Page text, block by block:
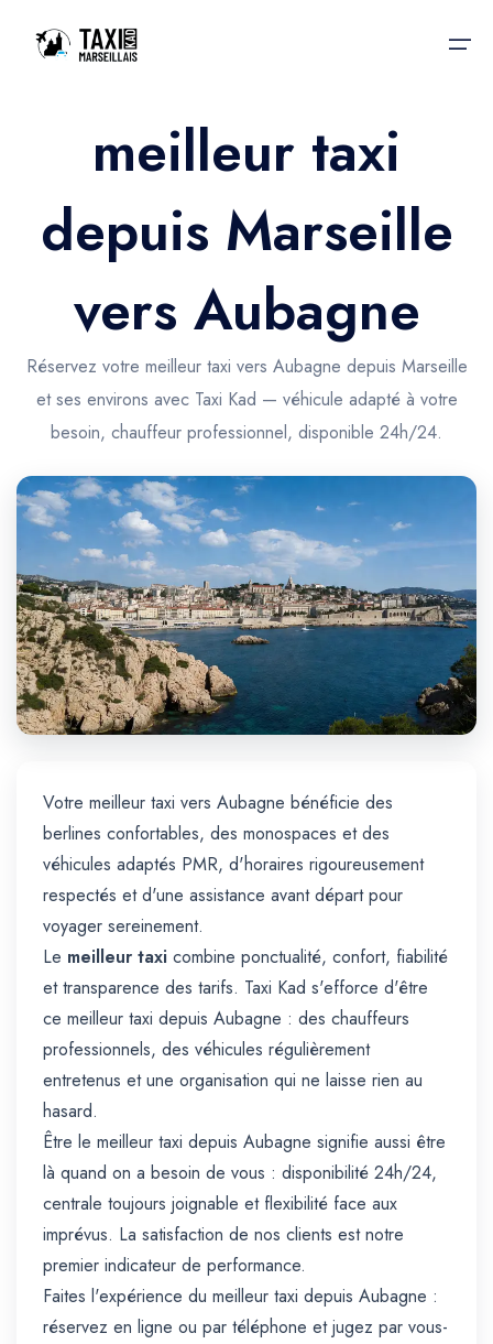
Accueil
Nos services
Nos services
Trajet Gare SNCF
Trajet Port croisière
Trajet Séminaire
Trajet Santé
Trajet Longue Distance
Taxis aéroport
Réservation
Actualités & évènements
Contactez-nous
meilleur taxi
depuis Marseille
vers Aubagne
Réservez votre meilleur taxi vers Aubagne depuis Marseille
et ses environs avec Taxi Kad — véhicule adapté à votre
besoin, chauffeur professionnel, disponible 24h/24.
Votre meilleur taxi vers Aubagne bénéficie des
berlines confortables, des monospaces et des
véhicules adaptés PMR, d'horaires rigoureusement
respectés et d'une assistance avant départ pour
voyager sereinement.
Le meilleur taxi combine ponctualité, confort, fiabilité
et transparence des tarifs. Taxi Kad s'efforce d'être
ce meilleur taxi depuis Aubagne : des chauffeurs
professionnels, des véhicules régulièrement
entretenus et une organisation qui ne laisse rien au
hasard.
Être le meilleur taxi depuis Aubagne signifie aussi être
là quand on a besoin de vous : disponibilité 24h/24,
centrale toujours joignable et flexibilité face aux
imprévus. La satisfaction de nos clients est notre
premier indicateur de performance.
Faites l'expérience du meilleur taxi depuis Aubagne :
réservez en ligne ou par téléphone et jugez par vous-